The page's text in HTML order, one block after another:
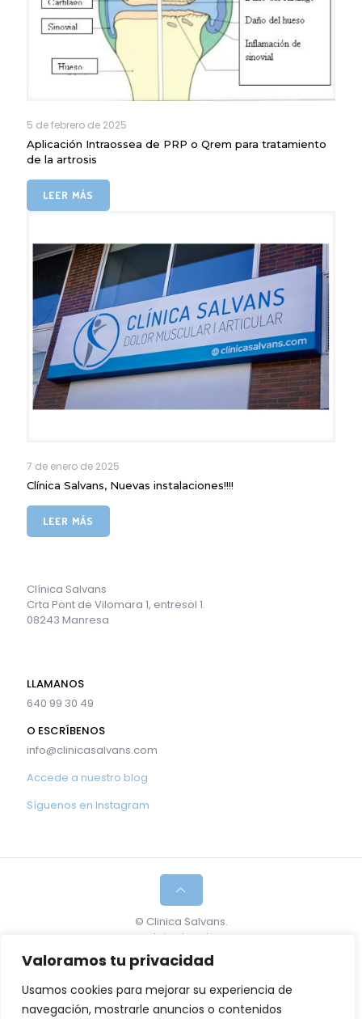
Valoramos tu privacidad
Usamos cookies para mejorar su experiencia de
navegación, mostrarle anuncios o contenidos
5 de febrero de 2025
Aplicación Intraossea de PRP o Qrem para tratamiento
de la artrosis
LEER MÁS
7 de enero de 2025
Clínica Salvans, Nuevas instalaciones!!!!
LEER MÁS
Clínica Salvans
Crta Pont de Vilomara 1, entresol 1.
08243 Manresa
LLAMANOS
640 99 30 49
O ESCRÍBENOS
info@clinicasalvans.com
Accede a nuestro blog
Síguenos en Instagram
© Clinica Salvans.
Aviso legal
Política de cookies.
Tratamiento del Dolor y Medicina Regenerativa. Núm
de colegiada: 38395.